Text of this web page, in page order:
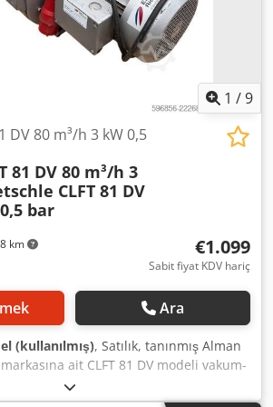
Frekans: 50 Hz Koruma sınıfı: IP44
faktörü (cos φ): 0,8 Uygulama alanları:
Aeck CNC makineleri İşleme merkezleri
Vakumlu kavrama ve tablalar
1 /9
km
DV 80 m³/h 3 kW 0,5
81 DV 80 m³/h 3
CLFT 81 DV
bar
€1.099
Sabit fiyat KDV hariç
Ara
(kullanılmış), Satılık, tanınmış Alman
ait CLFT 81 DV modeli vakum-
cihaz, aynı anda hem vakum hem de
üretimi için tasarlanmış kuru çalışma